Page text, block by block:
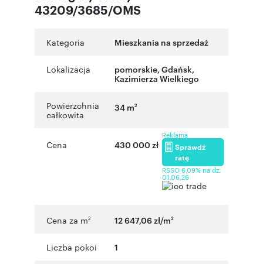
43209/3685/OMS
Kategoria Mieszkania na sprzedaż
Lokalizacja pomorskie, Gdańsk,
Kazimierza Wielkiego
Powierzchnia
całkowita
34 m2
Cena 430 000 zł
Reklama
Sprawdź
ratę
RSSO 6,09% na dz.
01.06.26
Cena za m2 12 647,06 zł/m2
Liczba pokoi 1